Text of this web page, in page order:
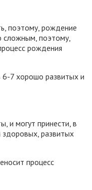
поэтому, рождение
сложным, поэтому,
рождения
7 хорошо развитых и
и могут принести, в
развитых
процесс